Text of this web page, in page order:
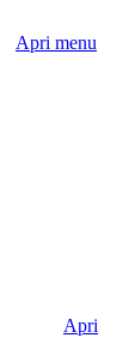
Apri menu
Apri